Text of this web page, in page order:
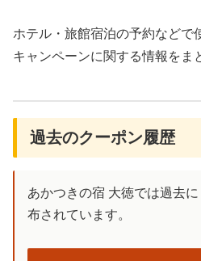
ホテル・旅館宿泊の予約などで
キャンペーンに関する情報をま
過去のクーポン履歴
あかつきの宿 大徳では過去
布されています。